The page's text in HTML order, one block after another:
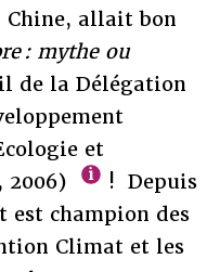
Chine, allait bon
: mythe ou
de la Délégation
et
2006)
! Depuis
est champion des
Climat et les